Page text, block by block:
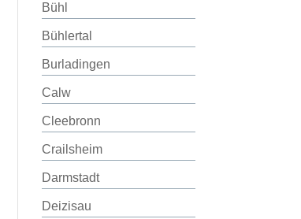
Bühl
Bühlertal
Burladingen
Calw
Cleebronn
Crailsheim
Darmstadt
Deizisau